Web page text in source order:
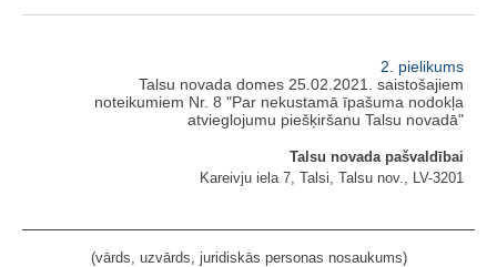
2. pielikums
Talsu novada domes 25.02.2021. saistošajiem
noteikumiem Nr. 8 "Par nekustamā īpašuma nodokļa
atvieglojumu piešķiršanu Talsu novadā"
Talsu novada pašvaldībai
Kareivju iela 7, Talsi, Talsu nov., LV-3201
(vārds, uzvārds, juridiskās personas nosaukums)